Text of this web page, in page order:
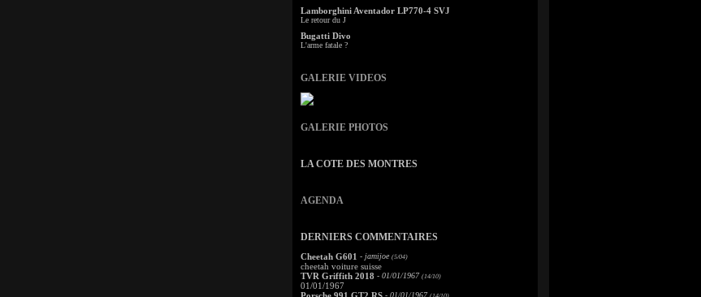
Lamborghini Aventador LP770-4 SVJ
Le retour du J
Bugatti Divo
L'arme fatale ?
GALERIE VIDEOS
GALERIE PHOTOS
LA COTE DES MONTRES
AGENDA
DERNIERS COMMENTAIRES
Cheetah G601 - jamijoe (5/04)
cheetah voiture suisse
TVR Griffith 2018 - 01/01/1967 (14/10)
01/01/1967
- 01/01/1967